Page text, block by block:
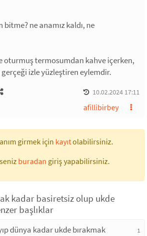
ne anamız kaldı, ne
oturmuş termosumdan kahve içerken,
izle yüzleştiren eylemdir.
10.02.2024 17:11
afillibirbey
girmek için kayıtolabilirsiniz.
buradan giriş yapabilirsiniz.
kadar basiretsiz olup ukde
başlıklar
dünya kadar ukde bırakmak 1